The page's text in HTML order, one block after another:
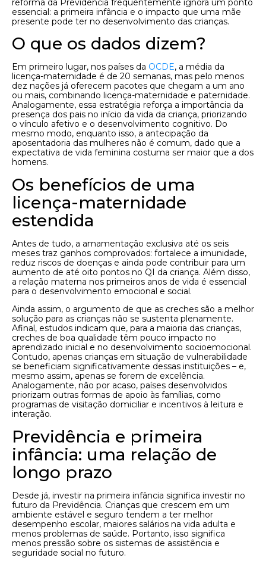
reforma da Previdência frequentemente ignora um ponto
essencial: a primeira infância e o impacto que uma mãe
presente pode ter no desenvolvimento das crianças.
O que os dados dizem?
Em primeiro lugar, nos países da OCDE, a média da
licença-maternidade é de 20 semanas, mas pelo menos
dez nações já oferecem pacotes que chegam a um ano
ou mais, combinando licença-maternidade e paternidade.
Analogamente, essa estratégia reforça a importância da
presença dos pais no início da vida da criança, priorizando
o vínculo afetivo e o desenvolvimento cognitivo. Do
mesmo modo, enquanto isso, a antecipação da
aposentadoria das mulheres não é comum, dado que a
expectativa de vida feminina costuma ser maior que a dos
homens.
Os benefícios de uma
licença-maternidade
estendida
Antes de tudo, a amamentação exclusiva até os seis
meses traz ganhos comprovados: fortalece a imunidade,
reduz riscos de doenças e ainda pode contribuir para um
aumento de até oito pontos no QI da criança. Além disso,
a relação materna nos primeiros anos de vida é essencial
para o desenvolvimento emocional e social.
Ainda assim, o argumento de que as creches são a melhor
solução para as crianças não se sustenta plenamente.
Afinal, estudos indicam que, para a maioria das crianças,
creches de boa qualidade têm pouco impacto no
aprendizado inicial e no desenvolvimento socioemocional.
Contudo, apenas crianças em situação de vulnerabilidade
se beneficiam significativamente dessas instituições – e,
mesmo assim, apenas se forem de excelência.
Analogamente, não por acaso, países desenvolvidos
priorizam outras formas de apoio às famílias, como
programas de visitação domiciliar e incentivos à leitura e
interação.
Previdência e primeira
infância: uma relação de
longo prazo
Desde já, investir na primeira infância significa investir no
futuro da Previdência. Crianças que crescem em um
ambiente estável e seguro tendem a ter melhor
desempenho escolar, maiores salários na vida adulta e
menos problemas de saúde. Portanto, isso significa
menos pressão sobre os sistemas de assistência e
seguridade social no futuro.